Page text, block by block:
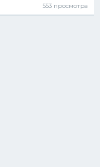
553 просмотра